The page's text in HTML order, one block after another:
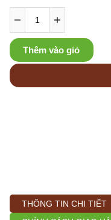
Thêm vào giỏ
THÔNG TIN CHI TIẾT